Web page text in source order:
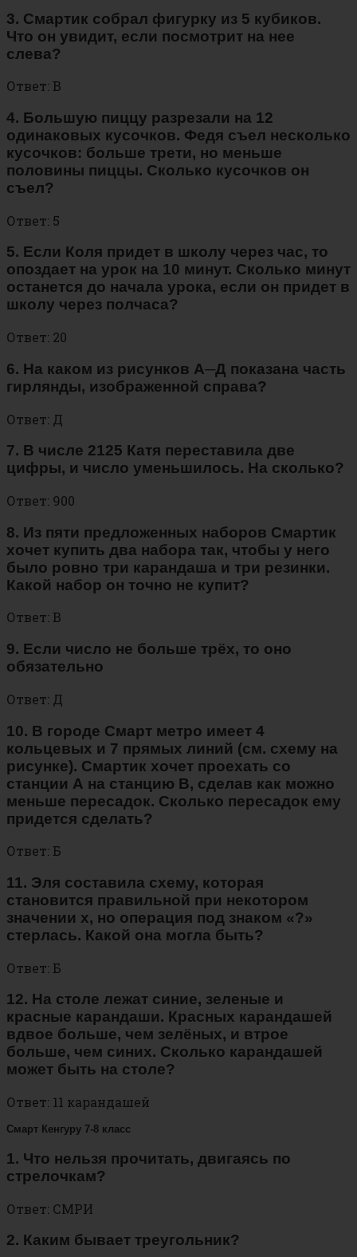
3. Смартик собрал фигурку из 5 кубиков.
Что он увидит, если посмотрит на нее
слева?
Ответ: В
4. Большую пиццу разрезали на 12
одинаковых кусочков. Федя съел несколько
кусочков: больше трети, но меньше
половины пиццы. Сколько кусочков он
съел?
Ответ: 5
5. Если Коля придет в школу через час, то
опоздает на урок на 10 минут. Сколько минут
останется до начала урока, если он придет в
школу через полчаса?
Ответ: 20
6. На каком из рисунков А─Д показана часть
гирлянды, изображенной справа?
Ответ: Д
7. В числе 2125 Катя переставила две
цифры, и число уменьшилось. На сколько?
Ответ: 900
8. Из пяти предложенных наборов Смартик
хочет купить два набора так, чтобы у него
было ровно три карандаша и три резинки.
Какой набор он точно не купит?
Ответ: В
9. Если число не больше трёх, то оно
обязательно
Ответ: Д
10. В городе Смарт метро имеет 4
кольцевых и 7 прямых линий (см. схему на
рисунке). Смартик хочет проехать со
станции А на станцию В, сделав как можно
меньше пересадок. Сколько пересадок ему
придется сделать?
Ответ: Б
11. Эля составила схему, которая
становится правильной при некотором
значении х, но операция под знаком «?»
стерлась. Какой она могла быть?
Ответ: Б
12. На столе лежат синие, зеленые и
красные карандаши. Красных карандашей
вдвое больше, чем зелёных, и втрое
больше, чем синих. Сколько карандашей
может быть на столе?
Ответ: 11 карандашей
Смарт Кенгуру 7-8 класс
1. Что нельзя прочитать, двигаясь по
стрелочкам?
Ответ: СМРИ
2. Каким бывает треугольник?